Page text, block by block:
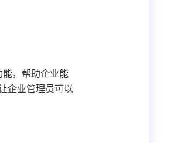
，帮助企业能
企业管理员可以